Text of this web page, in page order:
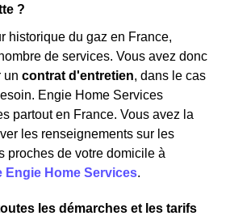
?
historique du gaz en France,
de services. Vous avez donc
un contrat d'entretien, dans le cas
Engie Home Services
partout en France. Vous avez la
les renseignements sur les
proches de votre domicile à
Engie Home Services.
les démarches et les tarifs